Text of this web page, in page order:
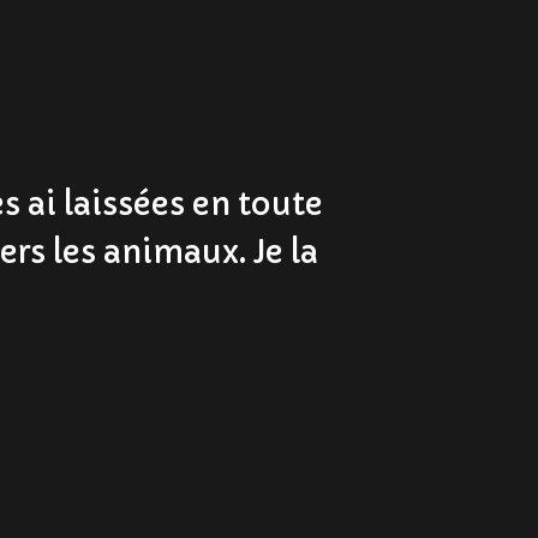
ai laissées en toute
les animaux. Je la
mes animaux. Je
!
très sensibles
vraies rencontres.